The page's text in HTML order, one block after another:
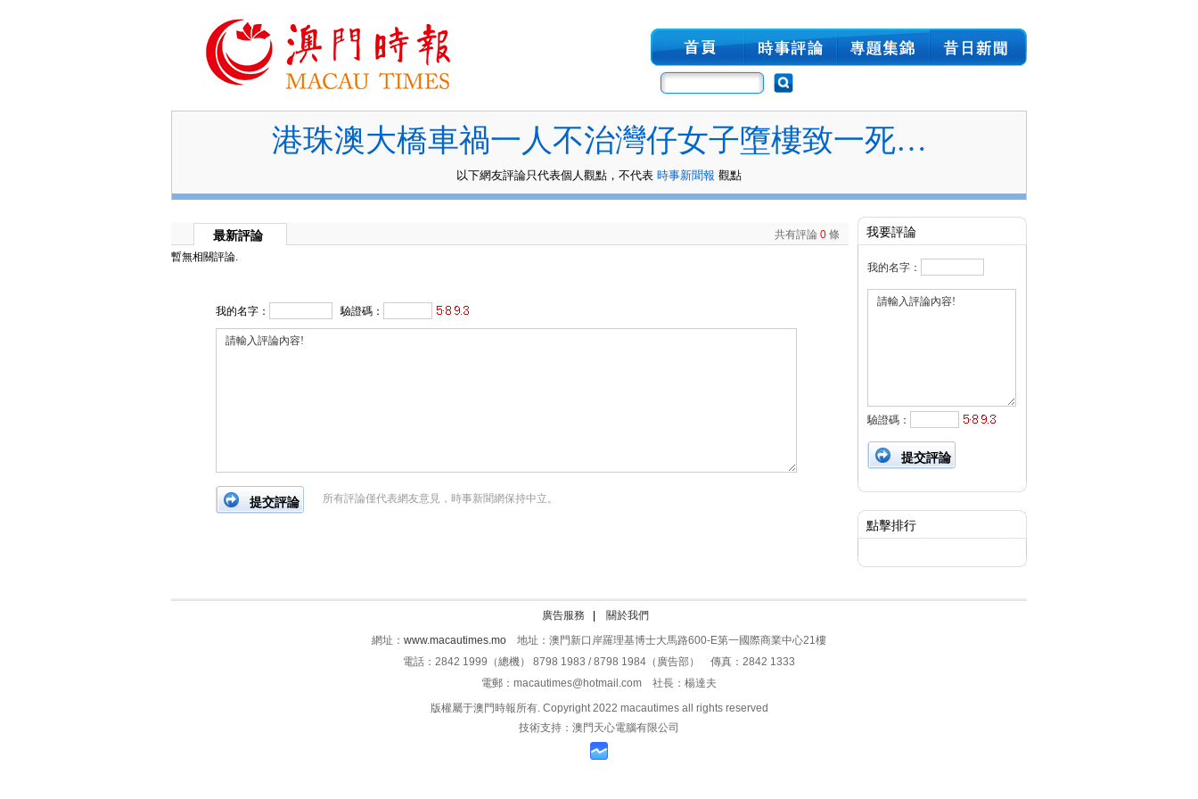
港珠澳大橋車禍一人不治灣仔女子墮樓致一死…
以下網友評論只代表個人觀點，不代表 時事新聞報 觀點
最新評論 共有評論 0 條
暫無相關評論.
我的名字： 驗證碼：
所有評論僅代表網友意見，時事新聞網保持中立。
我要評論
我的名字：
驗證碼：
點擊排行
廣告服務
關於我們
網址： www.macautimes.mo 地址：澳門新口岸羅理基博士大馬路600-E第一國際商業中心21樓
電話：2842 1999（總機） 8798 1983 / 8798 1984（廣告部） 傳真：2842 1333
電郵：macautimes@hotmail.com 社長：楊達夫
版權屬于澳門時報所有. Copyright 2022 macautimes all rights reserved
技術支持：澳門天心電腦有限公司